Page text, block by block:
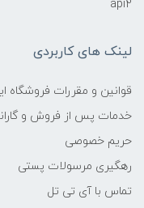
api2
لینک های کاربردی
قوانین و مقررات فروشگاه
خدمات پس از فروش و
حریم خصوصی
رهگیری مرسولات پستی
تماس با آی تی تل